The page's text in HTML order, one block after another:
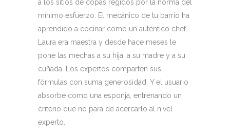
a los sitios de copas regidos por la norma del
mínimo esfuerzo. El mecánico de tu barrio ha
aprendido a cocinar como un auténtico chef.
Laura era maestra y desde hace meses le
pone las mechas a su hija, a su madre y a su
cuñada. Los expertos comparten sus
fórmulas con suma generosidad. Y el usuario
absorbe como una esponja, entrenando un
criterio que no para de acercarlo al nivel
experto.